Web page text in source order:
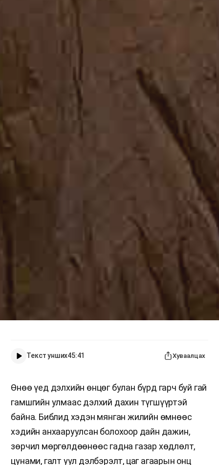
Текст унших45:41 Хуваалцах
Өнөө үед дэлхийн өнцөг булан бүрд гарч буй гай
гамшгийн улмаас дэлхий дахин түгшүүртэй
байна. Библид хэдэн мянган жилийн өмнөөс
хэдийн анхааруулсан болохоор дайн дажин,
зөрчил мөргөлдөөнөөс гадна газар хөдлөлт,
цунами, галт уул дэлбэрэлт, цаг агаарын онц